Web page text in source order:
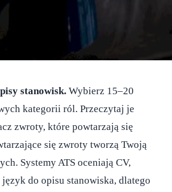
stanowisk. Wybierz 15–20
kategorii ról. Przeczytaj je
zwroty, które powtarzają się
się zwroty tworzą Twoją
Systemy ATS oceniają CV,
do opisu stanowiska, dlatego